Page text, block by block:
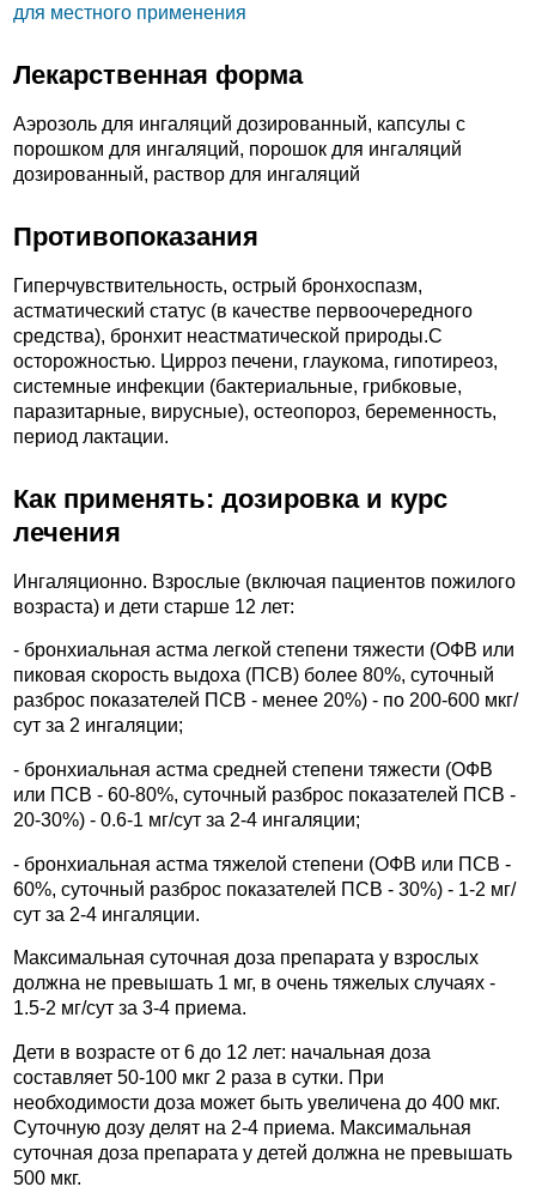
для местного применения
Лекарственная форма
Аэрозоль для ингаляций дозированный, капсулы с
порошком для ингаляций, порошок для ингаляций
дозированный, раствор для ингаляций
Противопоказания
Гиперчувствительность, острый бронхоспазм,
астматический статус (в качестве первоочередного
средства), бронхит неастматической природы.C
осторожностью. Цирроз печени, глаукома, гипотиреоз,
системные инфекции (бактериальные, грибковые,
паразитарные, вирусные), остеопороз, беременность,
период лактации.
Как применять: дозировка и курс
лечения
Ингаляционно. Взрослые (включая пациентов пожилого
возраста) и дети старше 12 лет:
- бронхиальная астма легкой степени тяжести (ОФВ или
пиковая скорость выдоха (ПСВ) более 80%, суточный
разброс показателей ПСВ - менее 20%) - по 200-600 мкг/
сут за 2 ингаляции;
- бронхиальная астма средней степени тяжести (ОФВ
или ПСВ - 60-80%, суточный разброс показателей ПСВ -
20-30%) - 0.6-1 мг/сут за 2-4 ингаляции;
- бронхиальная астма тяжелой степени (ОФВ или ПСВ -
60%, суточный разброс показателей ПСВ - 30%) - 1-2 мг/
сут за 2-4 ингаляции.
Максимальная суточная доза препарата у взрослых
должна не превышать 1 мг, в очень тяжелых случаях -
1.5-2 мг/сут за 3-4 приема.
Дети в возрасте от 6 до 12 лет: начальная доза
составляет 50-100 мкг 2 раза в сутки. При
необходимости доза может быть увеличена до 400 мкг.
Суточную дозу делят на 2-4 приема. Максимальная
суточная доза препарата у детей должна не превышать
500 мкг.